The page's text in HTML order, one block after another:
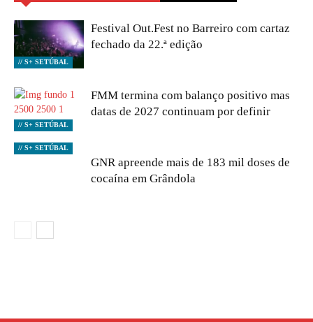
// S+ SETÚBAL
Festival Out.Fest no Barreiro com cartaz
fechado da 22.ª edição
// S+ SETÚBAL
FMM termina com balanço positivo mas
datas de 2027 continuam por definir
// S+ SETÚBAL
GNR apreende mais de 183 mil doses de
cocaína em Grândola